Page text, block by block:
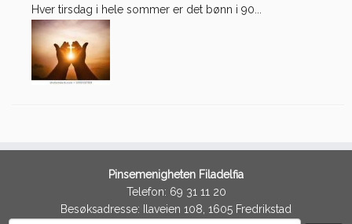
Hver tirsdag i hele sommer er det bønn i 90...
Pinsemenigheten Filadelfia
Telefon: 69 31 11 20
Besøksadresse: Ilaveien 108, 1605 Fredrikstad